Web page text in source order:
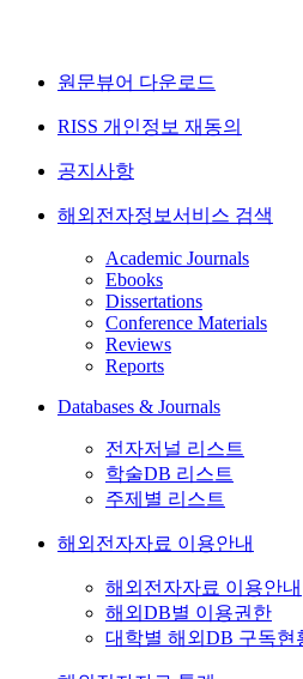
원문뷰어 다운로드
RISS 개인정보 재동의
공지사항
해외전자정보서비스 검색
Academic Journals
Ebooks
Dissertations
Conference Materials
Reviews
Reports
Databases & Journals
전자저널 리스트
학술DB 리스트
주제별 리스트
해외전자자료 이용안내
해외전자자료 이용안내
해외DB별 이용권한
대학별 해외DB 구독현